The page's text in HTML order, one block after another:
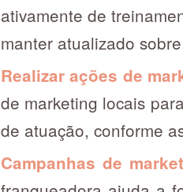
ativamente de
manter atualizado
Realizar ações de
de marketing locais
de atuação, conforme
Campanhas de